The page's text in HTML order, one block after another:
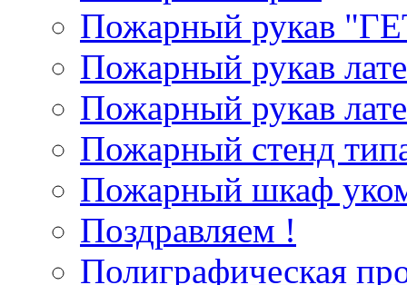
Пожарный рукав
Пожарный рукав
Пожарный рукав
Пожарный стенд
Пожарный шкаф
Поздравляем !
Полиграфическая